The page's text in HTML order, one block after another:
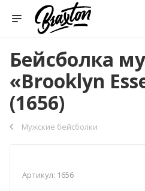
Бейсболка
«Brooklyn
(1656)
Мужские бейсболки
Артикул: 1656